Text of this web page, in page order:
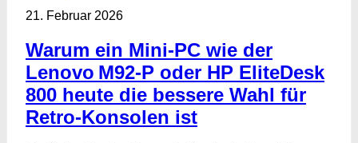
21. Februar 2026
Warum ein Mini‑PC wie der
Lenovo M92‑P oder HP EliteDesk
800 heute die bessere Wahl für
Retro‑Konsolen ist